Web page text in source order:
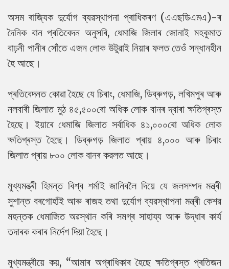
অসম ৰাজ্যিক দুৰ্যোগ ব্যৱস্থাপনা প্ৰাধিকৰণ (এএছডিএমএ)-ৰ
দৈনিক বান প্ৰতিবেদন অনুসৰি, ধেমাজি জিলাৰ জোনাই মহকুমাত
বাঢ়নী পানীৰ সোঁতে এজন লোক উটুৱাই নিয়াৰ ফলত তেওঁ সন্ধানহীন
হৈ আছে।
প্ৰতিবেদনত কোৱা হৈছে যে চিৰাং, ধেমাজি, ডিব্ৰুগড়, লখিমপুৰ আৰু
নলবাৰী জিলাত মুঠ ৪৫,৫০০ৰো অধিক লোক বানৰ দ্বাৰা ক্ষতিগ্ৰস্ত
হৈছে। ইয়াৰে ধেমাজি জিলাত সৰ্বাধিক ৪১,০০০ৰো অধিক লোক
ক্ষতিগ্ৰস্ত হৈছে। ডিব্ৰুগড় জিলাত প্ৰায় ৪,০০০ আৰু চিৰাং
জিলাত প্ৰায় ৮০০ লোক বানৰ কৱলত আছে।
মুখ্যমন্ত্ৰী হিমন্ত বিশ্ব শৰ্মাই জানিবলৈ দিয়ে যে জলসম্পদ মন্ত্ৰী
সুশান্ত বৰগোহাঁই আৰু ৰাজহ তথা দুৰ্যোগ ব্যৱস্থাপনা মন্ত্ৰী কেশৱ
মহন্তক ধেমাজিত অৱস্থান কৰি সমগ্ৰ সাহায্য আৰু উদ্ধাৰ কাৰ্য
তদাৰক কৰাৰ নিৰ্দেশ দিয়া হৈছে।
মুখ্যমন্ত্ৰীয়ে কয়, “আমাৰ অগ্ৰাধিকাৰ হৈছে ক্ষতিগ্ৰস্ত প্ৰতিজন